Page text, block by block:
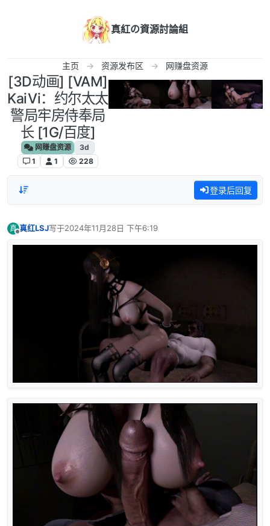
真紅の資源討論組
主页 资源发布区 网赚盘资源
[3D动画] [VAM]
KaiVi：约尔太太
警局牢房侍奉局
长 [1G/百度]
网赚盘资源
3d
1
1 228
登录后回复
真 真红LSJ写于2024年11月28日 下午6:19
最后由 编辑